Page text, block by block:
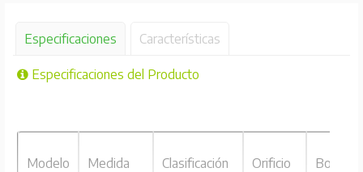
Especificaciones Características
Especificaciones del Producto
Modelo
Medida
Clasificación
Orificio
Botón